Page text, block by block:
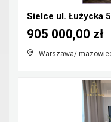
Sielce ul. Łużycka
Warszawa/
905 000,00 zł